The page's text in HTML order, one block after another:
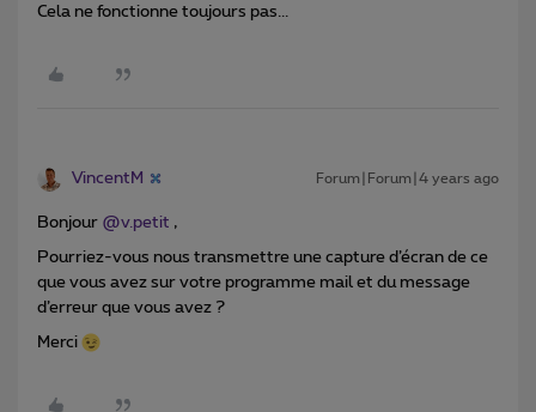
Cela ne fonctionne toujours pas...
VincentM Forum|Forum|4 years ago
Bonjour @v.petit ,
Pourriez-vous nous transmettre une capture d’écran de ce
que vous avez sur votre programme mail et du message
d’erreur que vous avez ?
Merci